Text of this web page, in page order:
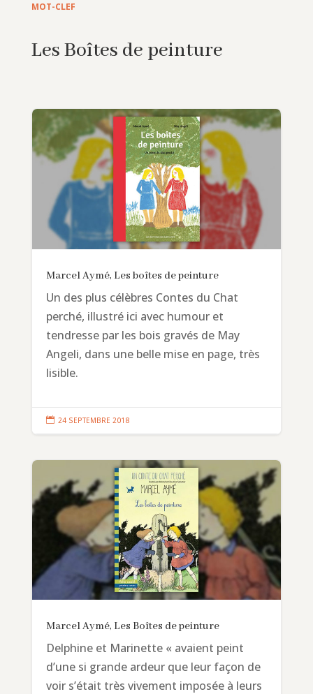
MOT-CLEF
Les Boîtes de peinture
Marcel Aymé, Les boîtes de peinture
Un des plus célèbres Contes du Chat
perché, illustré ici avec humour et
tendresse par les bois gravés de May
Angeli, dans une belle mise en page, très
lisible.
 24 SEPTEMBRE 2018
Marcel Aymé, Les Boîtes de peinture
Delphine et Marinette « avaient peint
d’une si grande ardeur que leur façon de
voir s’était très vivement imposée à leurs